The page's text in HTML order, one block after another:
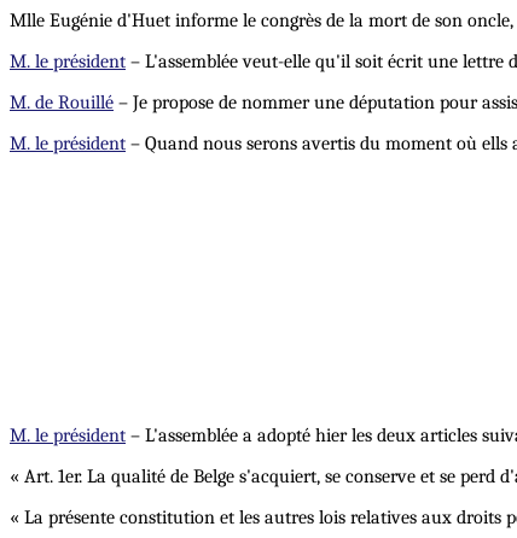
Mlle Eugénie d'Huet informe le congrès de la mort de son
M. le président – L'assemblée veut-elle qu'il soit écrit une lettre
M. de Rouillé – Je propose de nommer une députation pour
M. le président – Quand nous serons avertis du moment où
M. le président – L'assemblée a adopté hier les deux articles
« Art. 1er. La qualité de Belge s'acquiert, se conserve et se perd
« La présente constitution et les autres lois relatives aux droits